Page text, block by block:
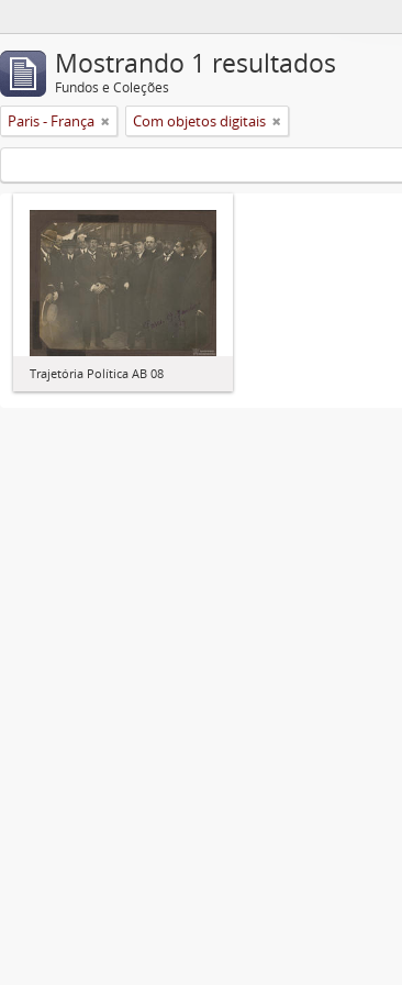
Mostrando 1 resultados
Fundos e Coleções
Paris - França Com objetos digitais
Trajetória Política AB 08